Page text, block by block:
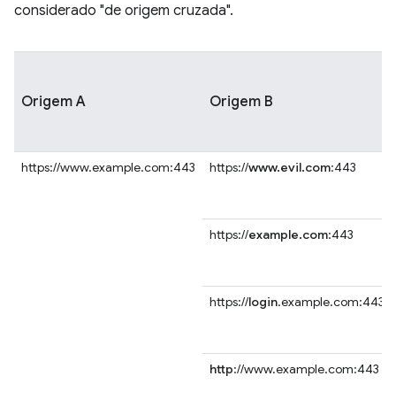
considerado "de origem cruzada".
Origem A Origem B
https://www.example.com:443 https://www.evil.com:443
https://example.com:443
https://login.example.com:443
http://www.example.com:443